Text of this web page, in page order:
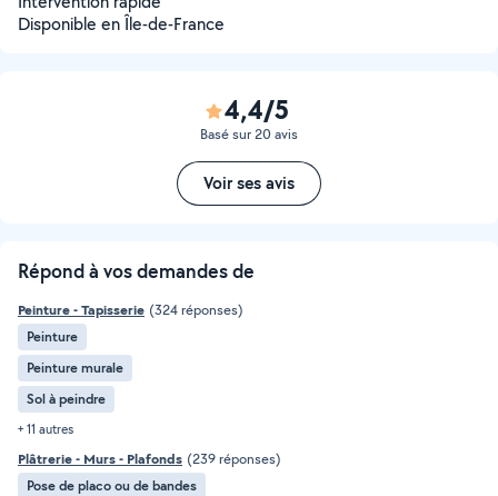
Disponible en Île-de-France
4,4/5
Basé sur 20 avis
Voir ses avis
Répond à vos demandes de
Peinture - Tapisserie (324 réponses)
Peinture
Peinture murale
Sol à peindre
+ 11 autres
Plâtrerie - Murs - Plafonds (239 réponses)
Pose de placo ou de bandes